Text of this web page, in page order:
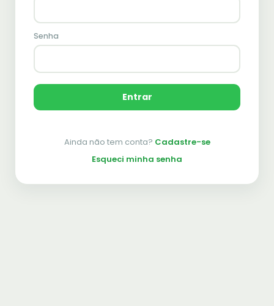
Senha
Entrar
Ainda não tem conta? Cadastre-se
Esqueci minha senha